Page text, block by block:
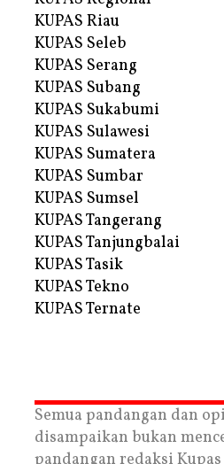
KUPAS Riau
KUPAS Seleb
KUPAS Serang
KUPAS Subang
KUPAS Sukabumi
KUPAS Sulawesi
KUPAS Sumatera
KUPAS Sumbar
KUPAS Sumsel
KUPAS Tangerang
KUPAS Tanjungbalai
KUPAS Tasik
KUPAS Tekno
KUPAS Ternate
Semua pandangan dan
disampaikan bukan